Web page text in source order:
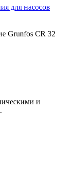
для насосов
Grunfos CR 32
и